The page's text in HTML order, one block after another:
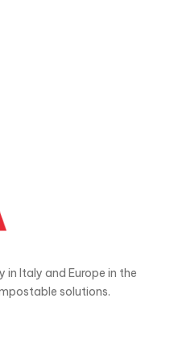
in Italy and Europe in the
solutions.